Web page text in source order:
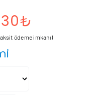
₺
aralığı:
ödeme imkanı)